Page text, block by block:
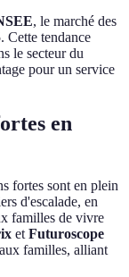
, le marché des
Cette tendance
le secteur du
pour un service
en
fortes sont en plein
d'escalade, en
familles de vivre
et Futuroscope
familles, alliant